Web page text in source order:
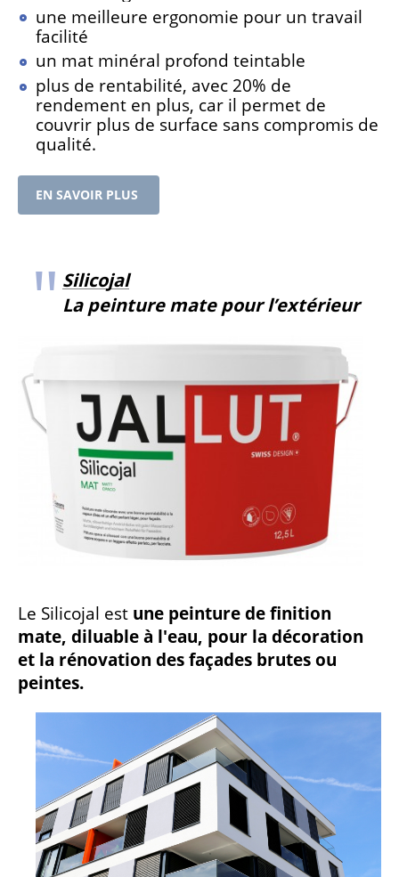
une meilleure ergonomie pour un travail
facilité
un mat minéral profond teintable
plus de rentabilité, avec 20% de
rendement en plus, car il permet de
couvrir plus de surface sans compromis de
qualité.
EN SAVOIR PLUS
Silicojal
La peinture mate pour l’extérieur
Le Silicojal est une peinture de finition
mate, diluable à l'eau, pour la décoration
et la rénovation des façades brutes ou
peintes.